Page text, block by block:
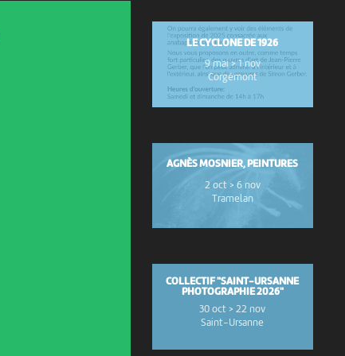
LE CYCLONE DE 1926
9 mai > 1 nov
Corgémont
AGNÈS MOSNIER, PEINTURES
2 oct > 6 nov
Tramelan
COLLECTIF "SAINT-URSANNE
PHOTOGRAPHIE 2026"
30 oct > 22 nov
Saint-Ursanne